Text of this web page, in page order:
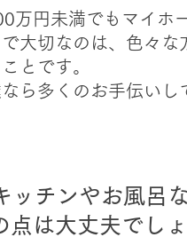
万円未満でもマイホ
で大切なのは、色々
とです。
ら多くのお手伝いし
ッチンやお風呂
点は大丈夫でし